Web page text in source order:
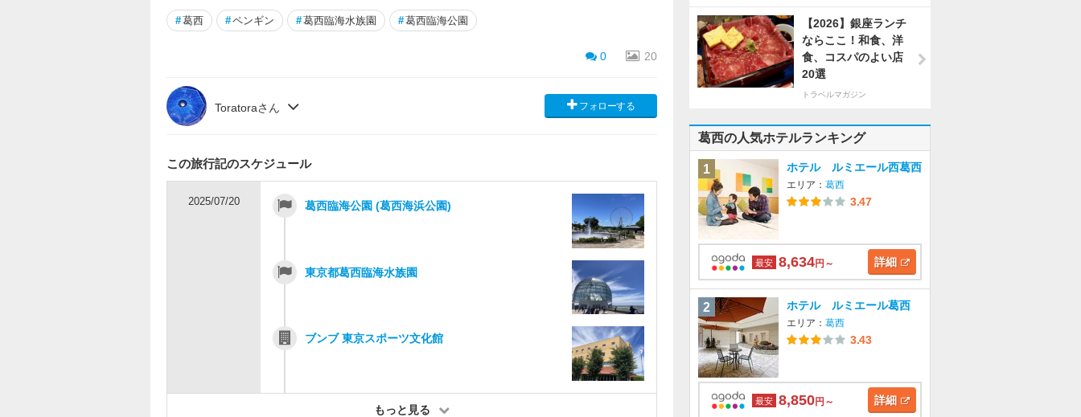
#葛西 #ペンギン #葛西臨海水族園 #葛西臨海公園
0 20
Toratoraさん フォローする
この旅行記のスケジュール
2025/07/20 葛西臨海公園 (葛西海浜公園)
東京都葛西臨海水族園
ブンブ 東京スポーツ文化館
もっと見る
【2026】銀座ランチ
ならここ！和食、洋
食、コスパのよい店
20選
トラベルマガジン
葛西の人気ホテルランキング
1 ホテル ルミエール西葛西
エリア： 葛西
3.47
最安 8,634円～ 詳細
2 ホテル ルミエール葛西
エリア： 葛西
3.43
最安 8,850円～ 詳細